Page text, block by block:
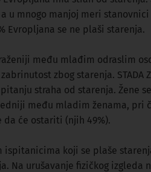
u mnogo manjoj meri
Evropljana se ne plaši starenja.
među mlađim odraslim
zbog starenja.
straha od starenja. Žene
među mladim ženama, pri
da će ostariti (njih 49%).
ispitanicima koji se plaše
Na urušavanje fizičkog izgleda